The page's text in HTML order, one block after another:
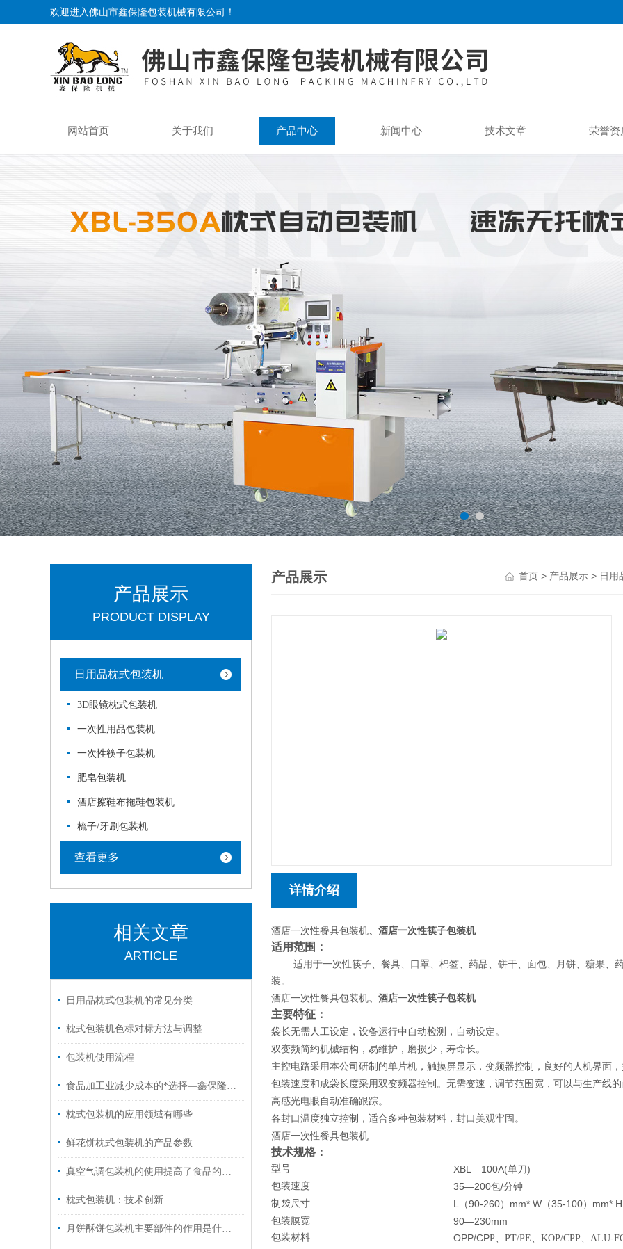
欢迎进入佛山市鑫保隆包装机械有限公司！
网站首页 关于我们 产品中心 新闻中心 技术文章 荣誉资
产品展示
PRODUCT DISPLAY
日用品枕式包装机
3D眼镜枕式包装机
一次性用品包装机
一次性筷子包装机
肥皂包装机
酒店擦鞋布拖鞋包装机
梳子/牙刷包装机
查看更多
相关文章
ARTICLE
日用品枕式包装机的常见分类
枕式包装机色标对标方法与调整
包装机使用流程
食品加工业减少成本的*选择—鑫保隆包装机械
枕式包装机的应用领域有哪些
鲜花饼枕式包装机的产品参数
真空气调包装机的使用提高了食品的质量和外观
枕式包装机：技术创新
月饼酥饼包装机主要部件的作用是什么呢
产品展示 首页 > 产品展示 > 日用
详情介绍
酒店一次性餐具包装机、酒店一次性筷子包装机
适用范围：
适用于一次性筷子、餐具、口罩、棉签、药品、饼干、面包、月饼、糖果、
装。
酒店一次性餐具包装机、酒店一次性筷子包装机
主要特征：
袋长无需人工设定，设备运行中自动检测，自动设定。
双变频简约机械结构，易维护，磨损少，寿命长。
主控电路采用本公司研制的单片机，触摸屏显示，变频器控制，良好的人机界面，
包装速度和成袋长度采用双变频器控制。无需变速，调节范围宽，可以与生产线的
高感光电眼自动准确跟踪。
各封口温度独立控制，适合多种包装材料，封口美观牢固。
酒店一次性餐具包装机
技术规格：
型号 XBL—100A(单刀)
包装速度 35—200包/分钟
制袋尺寸
L （90-260） mm* W （35-100） mm* H
包装膜宽 90—230mm
包装材料 OPP/CPP、PT/PE、KOP/CPP、ALU-